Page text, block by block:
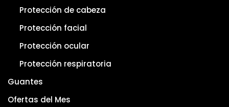
Protección de cabeza
Protección facial
Protección ocular
Protección respiratoria
Guantes
Ofertas del Mes